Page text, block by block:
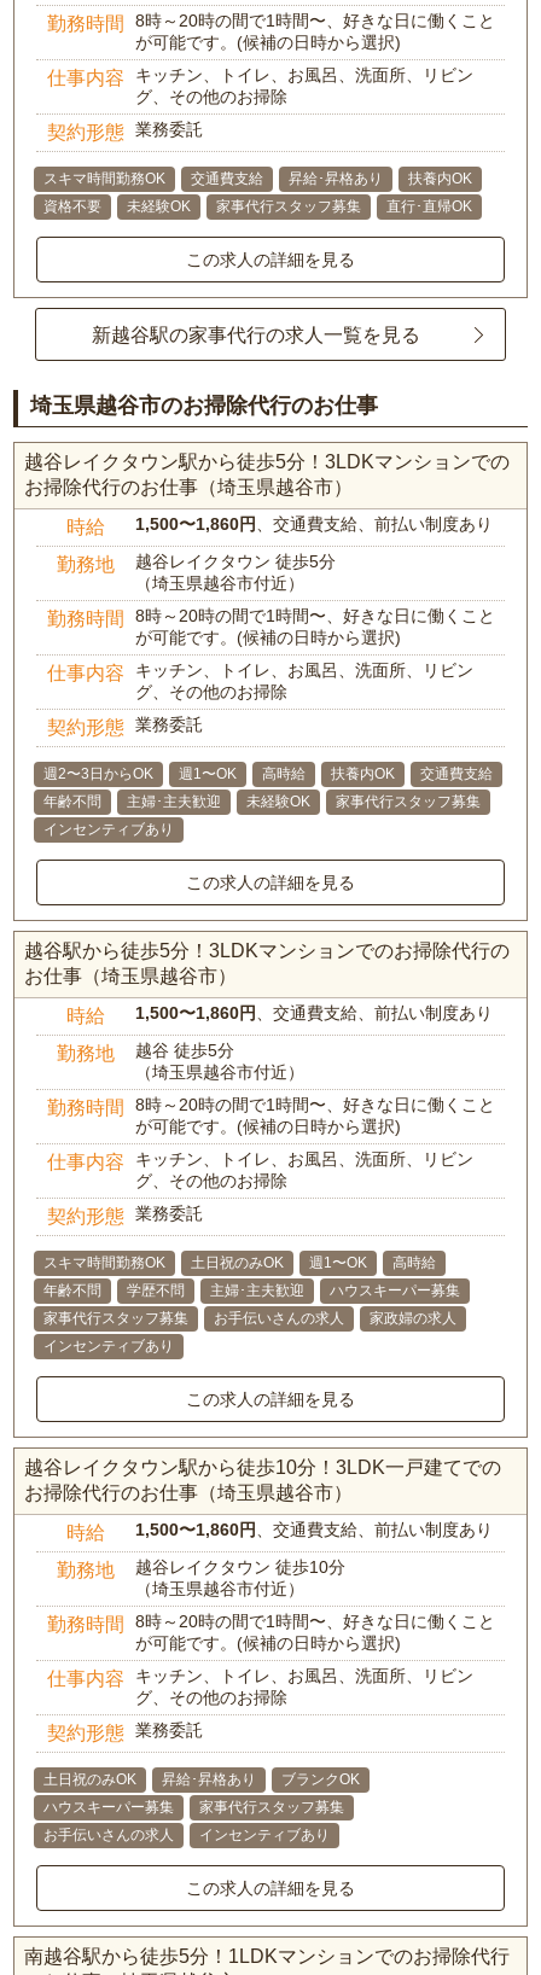
勤務時間
8時～20時の間で1時間〜、好きな日に働くこと
が可能です。(候補の日時から選択)
仕事内容
キッチン、トイレ、お風呂、洗面所、リビン
グ、その他のお掃除
契約形態 業務委託
スキマ時間勤務OK 交通費支給 昇給･昇格あり
扶養内OK
資格不要
未経験OK 家事代行スタッフ募集 直行･直帰OK
この求人の詳細を見る
新越谷駅の家事代行の求人一覧を見る
埼玉県越谷市のお掃除代行のお仕事
越谷レイクタウン駅から徒歩5分！3LDKマンションでの
お掃除代行のお仕事（埼玉県越谷市）
時給 1,500〜1,860円 、交通費支給、前払い制度あり
勤務地
越谷レイクタウン 徒歩5分
（埼玉県越谷市付近）
勤務時間
8時～20時の間で1時間〜、好きな日に働くこと
が可能です。(候補の日時から選択)
仕事内容
キッチン、トイレ、お風呂、洗面所、リビン
グ、その他のお掃除
契約形態 業務委託
週2〜3日からOK 週1〜OK 高時給 扶養内OK
交通費支給
年齢不問
主婦･主夫歓迎 未経験OK
家事代行スタッフ募集
インセンティブあり
この求人の詳細を見る
越谷駅から徒歩5分！3LDKマンションでのお掃除代行の
お仕事（埼玉県越谷市）
時給 1,500〜1,860円 、交通費支給、前払い制度あり
勤務地
越谷 徒歩5分
（埼玉県越谷市付近）
勤務時間
8時～20時の間で1時間〜、好きな日に働くこと
が可能です。(候補の日時から選択)
仕事内容
キッチン、トイレ、お風呂、洗面所、リビン
グ、その他のお掃除
契約形態 業務委託
スキマ時間勤務OK 土日祝のみOK 週1〜OK
高時給
年齢不問
学歴不問 主婦･主夫歓迎
ハウスキーパー募集
家事代行スタッフ募集
お手伝いさんの求人
家政婦の求人
インセンティブあり
この求人の詳細を見る
越谷レイクタウン駅から徒歩10分！3LDK一戸建てでの
お掃除代行のお仕事（埼玉県越谷市）
時給 1,500〜1,860円 、交通費支給、前払い制度あり
勤務地
越谷レイクタウン 徒歩10分
（埼玉県越谷市付近）
勤務時間
8時～20時の間で1時間〜、好きな日に働くこと
が可能です。(候補の日時から選択)
仕事内容
キッチン、トイレ、お風呂、洗面所、リビン
グ、その他のお掃除
契約形態 業務委託
土日祝のみOK 昇給･昇格あり
ブランクOK
ハウスキーパー募集
家事代行スタッフ募集
お手伝いさんの求人
インセンティブあり
この求人の詳細を見る
南越谷駅から徒歩5分！1LDKマンションでのお掃除代行